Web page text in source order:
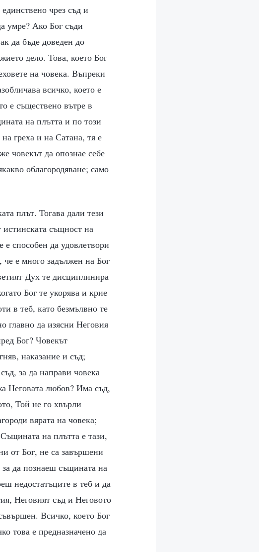
чрез съд и
умре? Ако Бог съди
да бъде доведен до
дело. Това, което Бог
на човека. Въпреки
всичко, което е
е съществено вътре в
на плътта и по този
греха и на Сатана, тя е
човекът да опознае себе
облагородяване; само
плът. Тогава дали тези
същност на
е способен да удовлетвори
е много задължен на Бог
Дух те дисциплинира
Бог те укорява и крие
в теб, като безмълвно те
главно да изясни Неговия
Бог? Човекът
наказание и съд;
за да направи човека
Неговата любов? Има съд,
Той не го хвърли
вярата на човека;
на плътта е тази,
от Бог, не са завършени
да познаеш същината на
недостатъците в теб и да
Неговият съд и Неговото
Всичко, което Бог
това е предназначено да